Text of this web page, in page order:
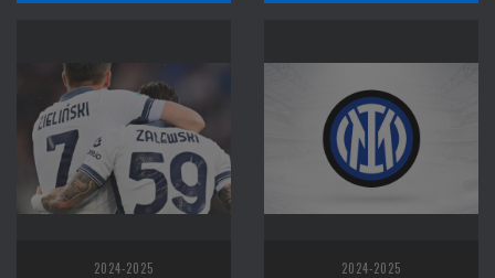
2024-2025 2024-2025